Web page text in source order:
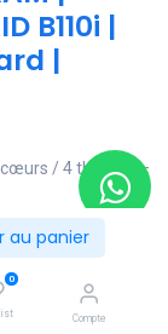
au panier
0
Compte
B110i |
|
cœurs / 4 threads –
Go
de base) –
– support RAID